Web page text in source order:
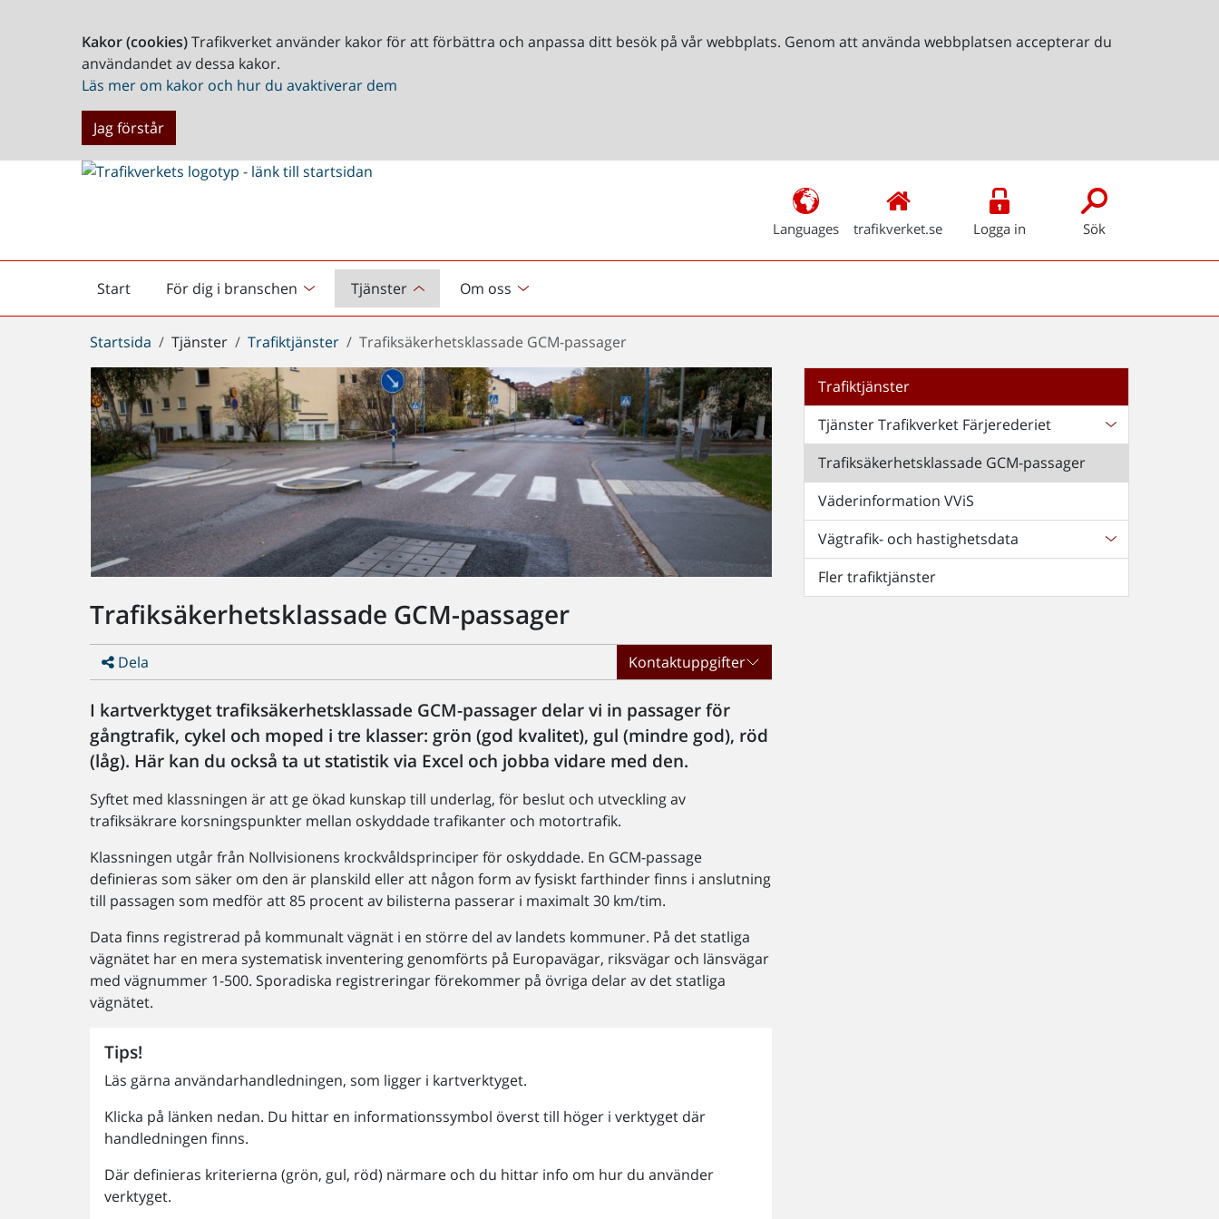
Kakor (cookies)Trafikverket använder kakor för att förbättra och anpassa ditt besök på vår webbplats. Genom att använda webbplatsen accepterar du
användandet av dessa kakor.
Läs mer om kakor och hur du avaktiverar dem
Jag förstår
Languages trafikverket.se Logga in Sök
Start
Startsida För dig i branschen Tjänster Om oss
Du
är
här:
Startsida Tjänster Trafiktjänster Trafiksäkerhetsklassade GCM-passager
Trafiksäkerhetsklassade GCM-passager
Dela Kontaktuppgifter
I kartverktyget trafiksäkerhetsklassade GCM-passager delar vi in passager för
gångtrafik, cykel och moped i tre klasser: grön (god kvalitet), gul (mindre god), röd
(låg). Här kan du också ta ut statistik via Excel och jobba vidare med den.
Syftet med klassningen är att ge ökad kunskap till underlag, för beslut och utveckling av
trafiksäkrare korsningspunkter mellan oskyddade trafikanter och motortrafik.
Klassningen utgår från Nollvisionens krockvåldsprinciper för oskyddade. En GCM-passage
definieras som säker om den är planskild eller att någon form av fysiskt farthinder finns i anslutning
till passagen som medför att 85 procent av bilisterna passerar i maximalt 30 km/tim.
Data finns registrerad på kommunalt vägnät i en större del av landets kommuner. På det statliga
vägnätet har en mera systematisk inventering genomförts på Europavägar, riksvägar och länsvägar
med vägnummer 1-500. Sporadiska registreringar förekommer på övriga delar av det statliga
vägnätet.
Tips!
Läs gärna användarhandledningen, som ligger i kartverktyget.
Klicka på länken nedan. Du hittar en informationssymbol överst till höger i verktyget där
handledningen finns.
Där definieras kriterierna (grön, gul, röd) närmare och du hittar info om hur du använder
verktyget.
Trafiktjänster
Tjänster Trafikverket Färjerederiet
Trafiksäkerhetsklassade GCM-passager
Väderinformation VViS
Vägtrafik- och hastighetsdata
Fler trafiktjänster